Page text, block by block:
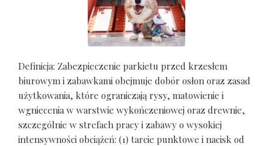
Definicja: Zabezpieczenie parkietu przed krzesłem
biurowym i zabawkami obejmuje dobór osłon oraz zasad
użytkowania, które ograniczają rysy, matowienie i
wgniecenia w warstwie wykończeniowej oraz drewnie,
szczególnie w strefach pracy i zabawy o wysokiej
intensywności obciążeń: (1) tarcie punktowe i nacisk od